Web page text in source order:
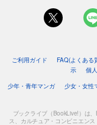
ご利用ガイド FAQ(よくある
示
個
少年・青年マンガ
少女・女性
ブックライブ（BookLive!）は
ス、カルチュア・コンビニエン